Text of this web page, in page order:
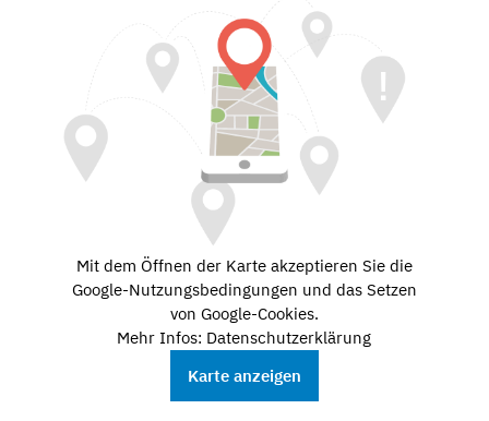
Mit dem Öffnen der Karte akzeptieren Sie die
Google-Nutzungsbedingungen und das Setzen
von Google-Cookies.
Mehr Infos: Datenschutzerklärung
Karte anzeigen